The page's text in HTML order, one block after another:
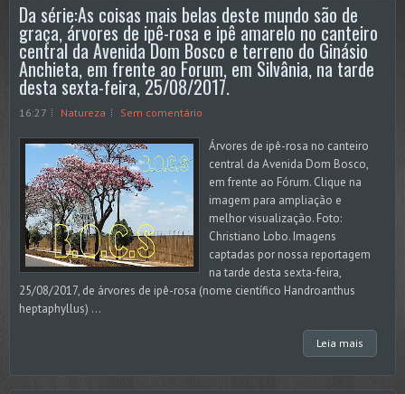
Da série:As coisas mais belas deste mundo são de
graça, árvores de ipê-rosa e ipê amarelo no canteiro
central da Avenida Dom Bosco e terreno do Ginásio
Anchieta, em frente ao Forum, em Silvânia, na tarde
desta sexta-feira, 25/08/2017.
16:27 Natureza Sem comentário
Árvores de ipê-rosa no canteiro
central da Avenida Dom Bosco,
em frente ao Fórum. Clique na
imagem para ampliação e
melhor visualização. Foto:
Christiano Lobo. Imagens
captadas por nossa reportagem
na tarde desta sexta-feira,
25/08/2017, de árvores de ipê-rosa (nome científico Handroanthus
heptaphyllus) ...
Leia mais